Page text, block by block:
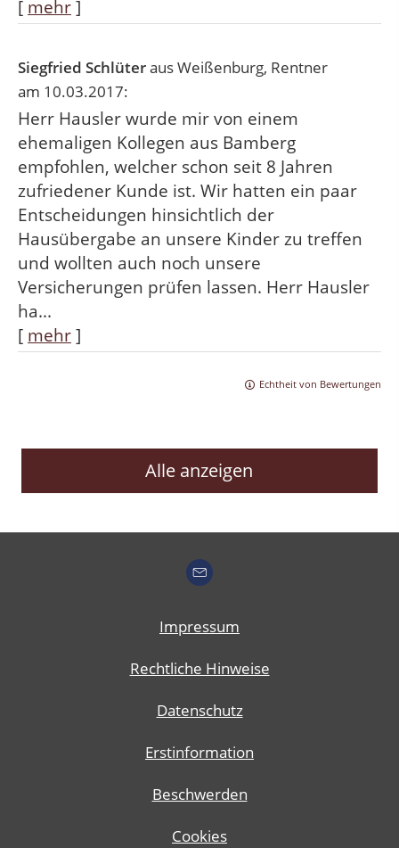
[ mehr]
Siegfried Schlüteraus Weißenburg, Rentner
am 10.03.2017:
Herr Hausler wurde mir von einem
ehemaligen Kollegen aus Bamberg
empfohlen, welcher schon seit 8 Jahren
zufriedener Kunde ist. Wir hatten ein paar
Entscheidungen hinsichtlich der
Hausübergabe an unsere Kinder zu treffen
und wollten auch noch unsere
Versicherungen prüfen lassen. Herr Hausler
ha...
[ mehr]
Echtheit von Bewertungen
Alle anzeigen
Impressum
Rechtliche Hinweise
Datenschutz
Erstinformation
Beschwerden
Cookies